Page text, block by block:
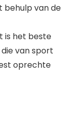
behulp van de
is het beste
van sport
oprechte